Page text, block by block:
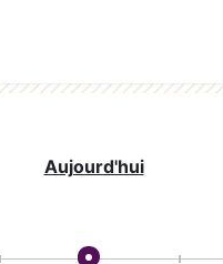
Aujourd'hui